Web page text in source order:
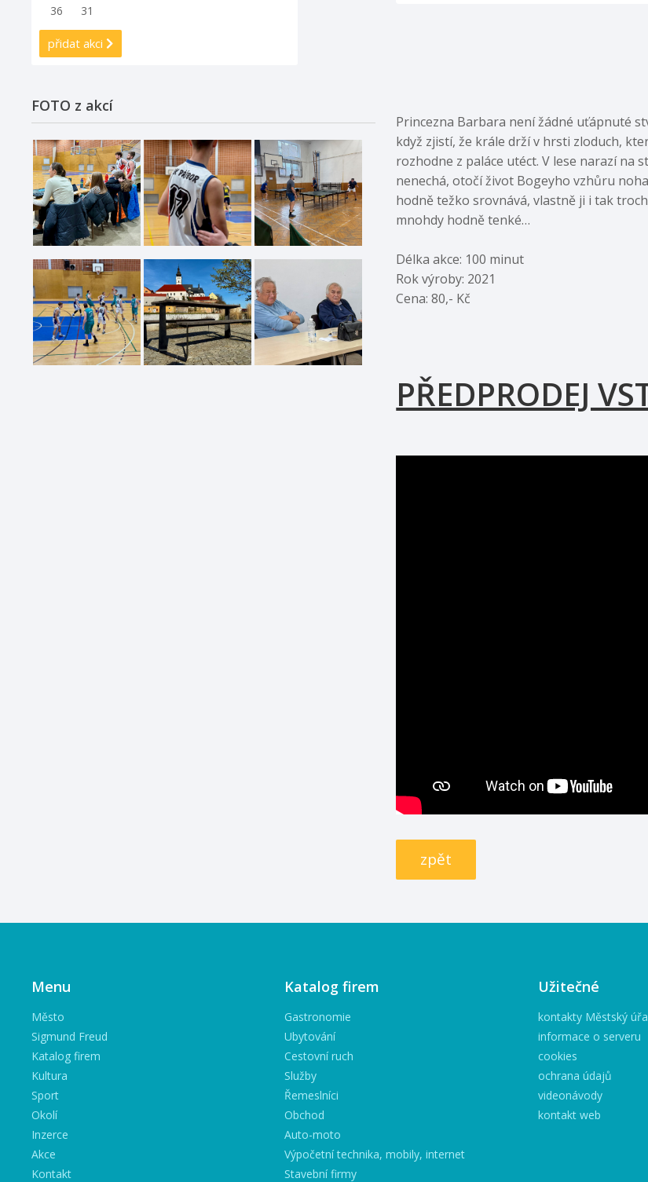
Princezna Barbara není žádné uťápnuté
když zjistí, že krále drží v hrsti zloduch,
rozhodne z paláce utéct. V lese narazí na
nenechá, otočí život Bogeyho vzhůru
hodně težko srovnává, vlastně ji i tak
mnohdy hodně tenké…
Délka akce: 100 minut
Rok výroby: 2021
Cena: 80,- Kč
PŘEDPRODEJ
zpět
36
31
přidat akci
FOTO z akcí
Menu
Město
Sigmund Freud
Katalog firem
Kultura
Sport
Okolí
Inzerce
Akce
Kontakt
Katalog firem
Gastronomie
Ubytování
Cestovní ruch
Služby
Řemeslníci
Obchod
Auto-moto
Výpočetní technika, mobily, internet
Stavební firmy
Užitečné
kontakty Městský
informace o serveru
cookies
ochrana údajů
videonávody
kontakt web